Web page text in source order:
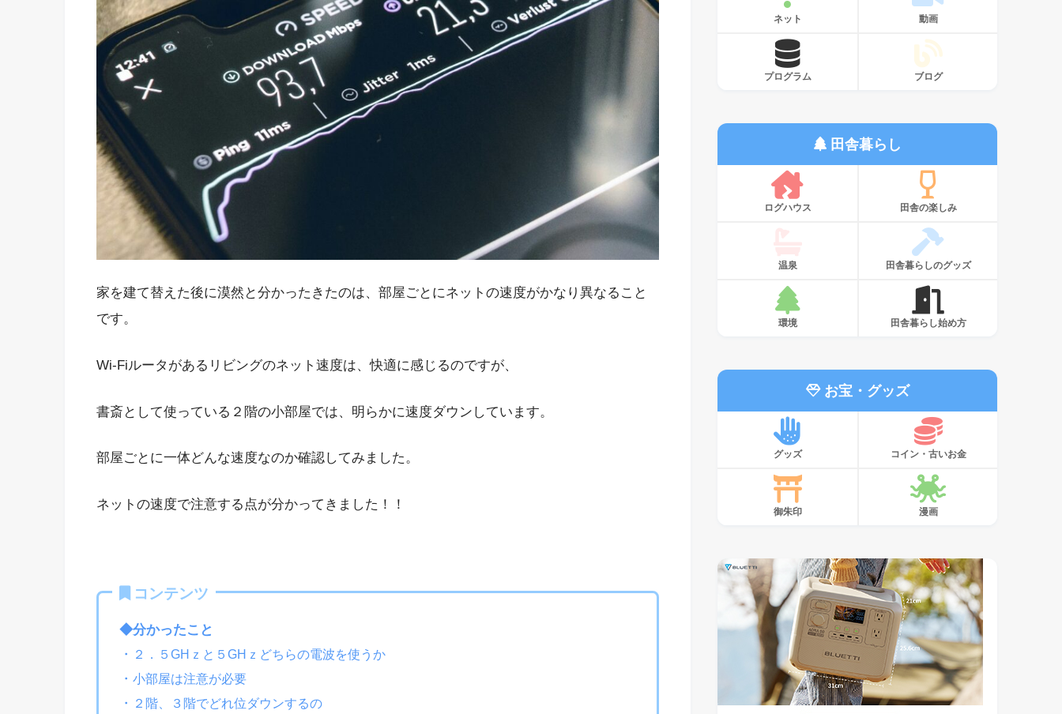
家を建て替えた後に漠然と分かったきたのは、部屋ごとにネットの速度がかなり異なること
です。
Wi-Fiルータがあるリビングのネット速度は、快適に感じるのですが、
書斎として使っている２階の小部屋では、明らかに速度ダウンしています。
部屋ごとに一体どんな速度なのか確認してみました。
ネットの速度で注意する点が分かってきました！！
コンテンツ
◆分かったこと
・
２．５GHｚと５GHｚどちらの電波を使うか
・ 小部屋は注意が必要
・ ２階、３階でどれ位ダウンするの
ネット 動画
プログラム ブログ
田舎暮らし
ログハウス 田舎の楽しみ
温泉 田舎暮らしのグッズ
環境 田舎暮らし始め方
お宝・グッズ
グッズ コイン・古いお金
御朱印 漫画